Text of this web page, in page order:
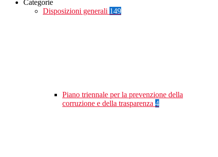
Categorie
Disposizioni generali 149
Piano triennale per la prevenzione della
corruzione e della trasparenza 4